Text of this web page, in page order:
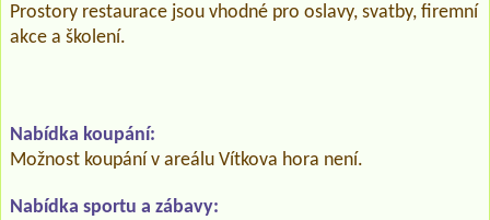
Prostory restaurace jsou vhodné pro oslavy, svatby, firemní
akce a školení.
Nabídka koupání:
Možnost koupání v areálu Vítkova hora není.
Nabídka sportu a zábavy: